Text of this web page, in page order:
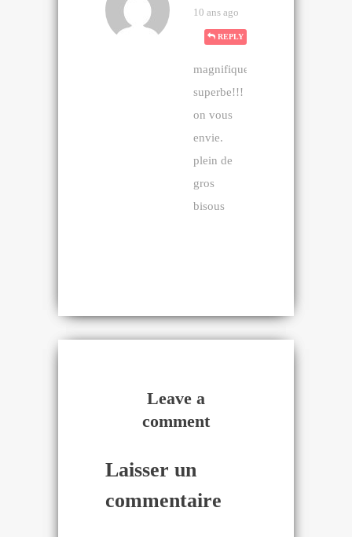
10 ans ago
REPLY
magnifique!
superbe!!!
on vous
envie.
plein de
gros
bisous
Leave a
comment
Laisser un
commentaire